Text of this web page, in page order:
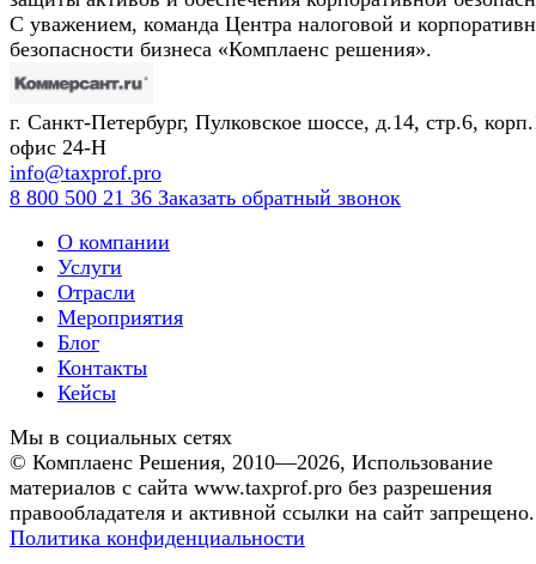
С уважением, команда Центра налоговой и
безопасности бизнеса «Комплаенс решения».
г. Санкт-Петербург, Пулковское шоссе, д.14, стр.6,
офис 24-Н
info@taxprof.pro
8 800 500 21 36 Заказать обратный звонок
О компании
Услуги
Отрасли
Мероприятия
Блог
Контакты
Кейсы
Мы в социальных сетях
© Комплаенс Решения, 2010—2026, Использование
материалов с сайта www.taxprof.pro без разрешения
правообладателя и активной ссылки на сайт запрещено.
Политика конфиденциальности